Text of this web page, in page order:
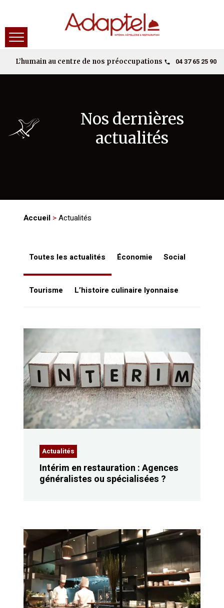
L’humain au centre de nos préoccupations 04 37 65 25 90
Nos dernières
actualités
Accueil >Actualités
Toutes les actualités Économie Social
Tourisme L’histoire culinaire lyonnaise
Actualités
Intérim en restauration : Agences
généralistes ou spécialisées ?